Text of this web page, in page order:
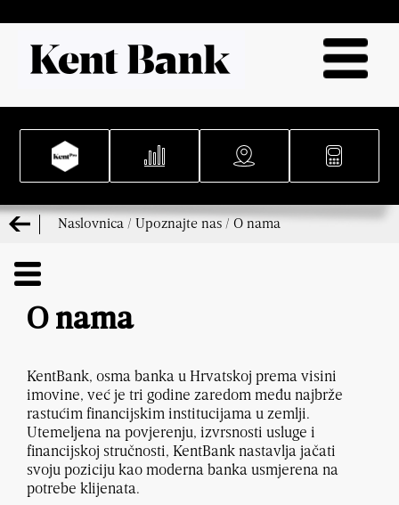
Naslovnica / Upoznajte nas / O nama
O nama
KentBank, osma banka u Hrvatskoj prema visini
imovine, već je tri godine zaredom među najbrže
rastućim financijskim institucijama u zemlji.
Utemeljena na povjerenju, izvrsnosti usluge i
financijskoj stručnosti, KentBank nastavlja jačati
svoju poziciju kao moderna banka usmjerena na
potrebe klijenata.